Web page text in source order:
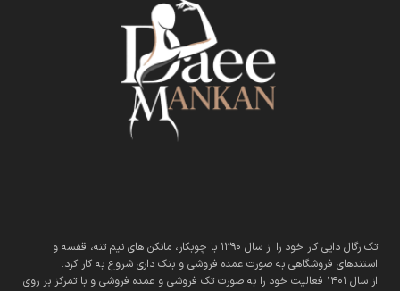
تک رگال دایی کار خود را از سال 1390 با چوبکار، مانکن های نیم تنه، قفسه و
استندهای فروشگاهی به صورت عمده فروشی و بنک داری شروع به کار کرد.
از سال 1401 فعالیت خود را به صورت تک فروشی و عمده فروشی و با تمرکز بر روی